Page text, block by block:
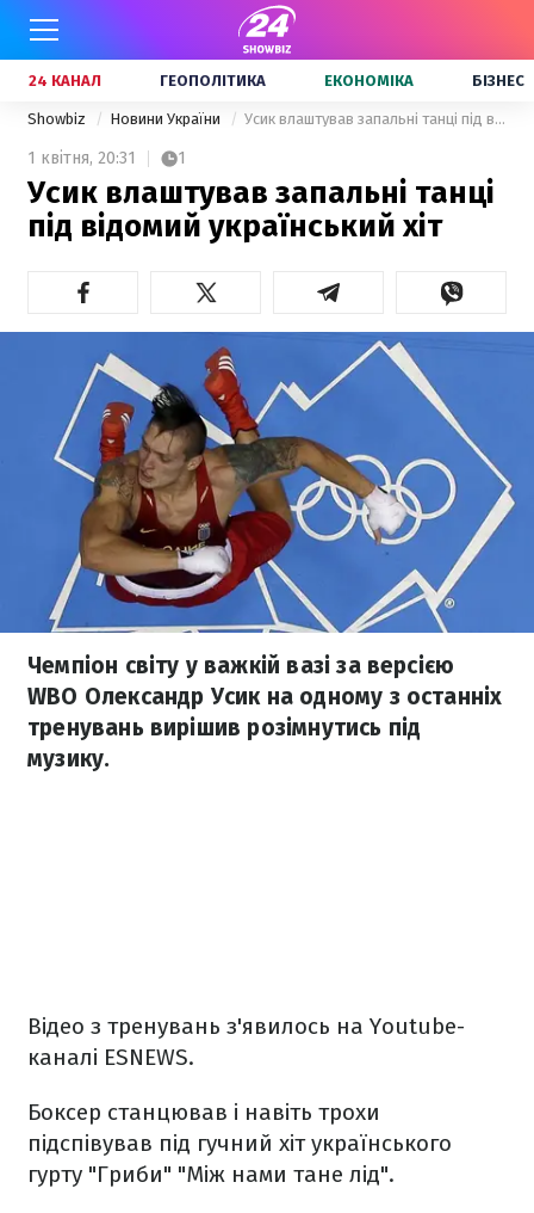
24 КАНАЛ ГЕОПОЛІТИКА ЕКОНОМІКА БІЗНЕС
Showbiz Новини України Усик влаштував запальні танці під відомий український хіт
1 квітня, 20:31 1
Усик влаштував запальні танці
під відомий український хіт
Чемпіон світу у важкій вазі за версією
WBO Олександр Усик на одному з останніх
тренувань вирішив розімнутись під
музику.
Відео з тренувань з'явилось на Youtube-
каналі ESNEWS.
Боксер станцював і навіть трохи
підспівував під гучний хіт українського
гурту "Гриби" "Між нами тане лід".